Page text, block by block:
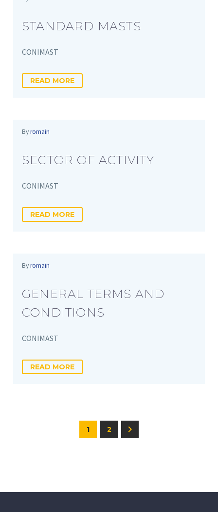
STANDARD MASTS
CONIMAST
READ MORE
Byromain
SECTOR OF ACTIVITY
CONIMAST
READ MORE
Byromain
GENERAL TERMS AND
CONDITIONS
CONIMAST
READ MORE
1 2